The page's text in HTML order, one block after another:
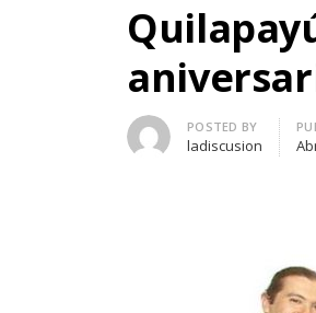
Author
POSTED BY
ladiscusion